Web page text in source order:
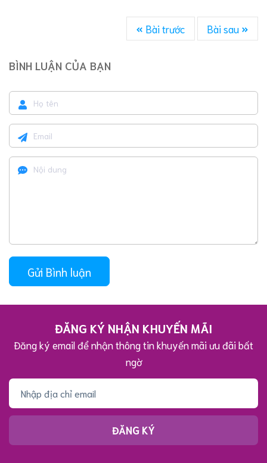
Bài trước Bài sau
BÌNH LUẬN CỦA BẠN
Gửi Bình luận
ĐĂNG KÝ NHẬN KHUYẾN MÃI
Đăng ký email để nhận thông tin khuyến mãi ưu đãi bất
ngờ
ĐĂNG KÝ